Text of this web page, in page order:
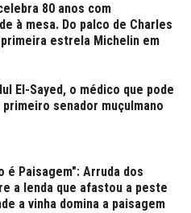
80 anos com
à mesa. Do palco de Charles
estrela Michelin em
El-Sayed, o médico que pode
senador muçulmano
é Paisagem": Arruda dos
a lenda que afastou a peste
a vinha domina a paisagem